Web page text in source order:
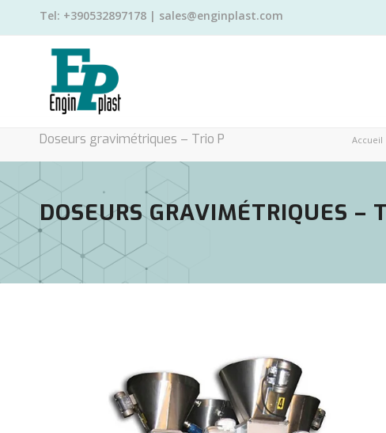
Tel: +390532897178 | sales@enginplast.com
Doseurs gravimétriques – Trio P Accueil
DOSEURS GRAVIMÉTRIQUES –